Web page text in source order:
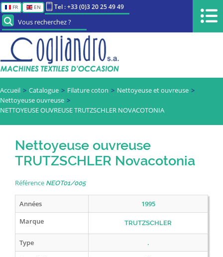
FR EN Tel : +33 (0)3 20 25 49 49
Vous recherchez ?
Accueil Catalogue Filature coton
Nettoyeuse et ouvreuse
Nettoyeuse ouvreuse
NETTOYEUSE OUVREUSE TRUTZSCHLER NOVACOTONIA
Nettoyeuse ouvreuse
TRUTZSCHLER Novacotonia
Référence NEOT01/005
Années
1995
Marque
TRUTZSCHLER
Type
.